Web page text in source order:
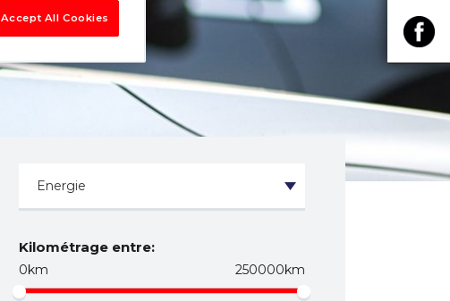
Kilométrage entre:
0km 250000km
Accept All Cookies